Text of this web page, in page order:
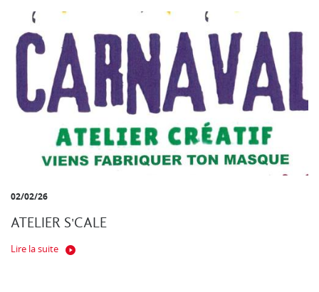
02/02/26
ATELIER S'CALE
Lire la suite